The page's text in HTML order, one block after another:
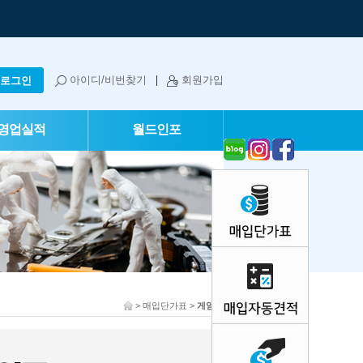
아이디/비번찾기 회원가입
업실적 월드인포
> 매입단가표 > 게임기